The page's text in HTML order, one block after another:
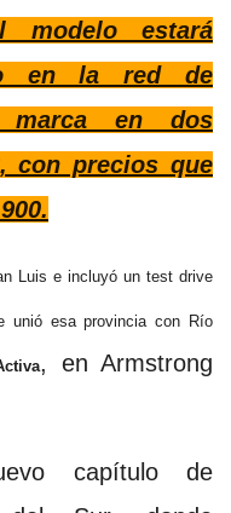
modelo estará
en la red de
marca en dos
con precios que
Luis e incluyó un test drive
unió esa provincia con Río
, en Armstrong
capítulo de